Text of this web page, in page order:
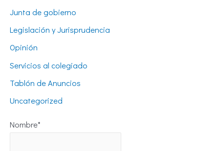
Junta de gobierno
Legislación y Jurisprudencia
Opinión
Servicios al colegiado
Tablón de Anuncios
Uncategorized
Nombre*